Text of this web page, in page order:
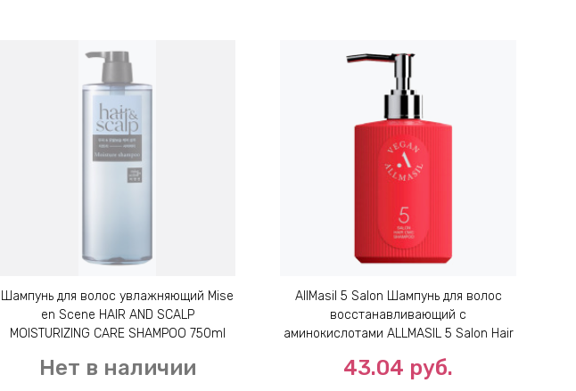
Шампунь для волос увлажняющий Mise
en Scene HAIR AND SCALP
MOISTURIZING CARE SHAMPOO 750ml
Нет в наличии
AllMasil 5 Salon Шампунь для волос
восстанавливающий с
аминокислотами ALLMASIL 5 Salon Hair
43.04 руб.